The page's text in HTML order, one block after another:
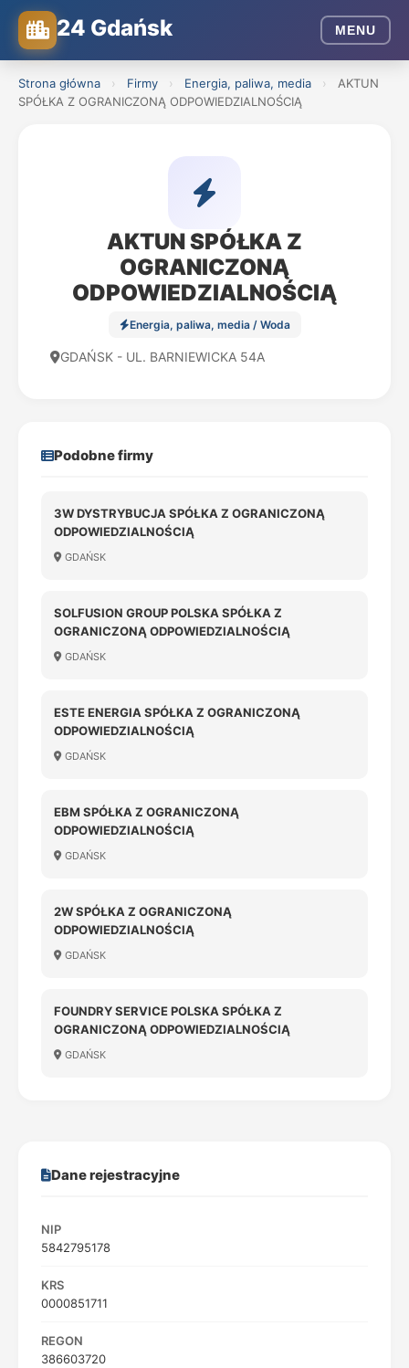
24 Gdańsk MENU
Strona główna › Firmy › Energia, paliwa, media ›
AKTUN
SPÓŁKA Z OGRANICZONĄ ODPOWIEDZIALNOŚCIĄ
AKTUN SPÓŁKA Z
OGRANICZONĄ
ODPOWIEDZIALNOŚCIĄ
Energia, paliwa, media / Woda
GDAŃSK - UL. BARNIEWICKA 54A
Podobne firmy
3W DYSTRYBUCJA SPÓŁKA Z OGRANICZONĄ
ODPOWIEDZIALNOŚCIĄ
GDAŃSK
SOLFUSION GROUP POLSKA SPÓŁKA Z
OGRANICZONĄ ODPOWIEDZIALNOŚCIĄ
GDAŃSK
ESTE ENERGIA SPÓŁKA Z OGRANICZONĄ
ODPOWIEDZIALNOŚCIĄ
GDAŃSK
EBM SPÓŁKA Z OGRANICZONĄ
ODPOWIEDZIALNOŚCIĄ
GDAŃSK
2W SPÓŁKA Z OGRANICZONĄ
ODPOWIEDZIALNOŚCIĄ
GDAŃSK
FOUNDRY SERVICE POLSKA SPÓŁKA Z
OGRANICZONĄ ODPOWIEDZIALNOŚCIĄ
GDAŃSK
Dane rejestracyjne
NIP
5842795178
KRS
0000851711
REGON
386603720